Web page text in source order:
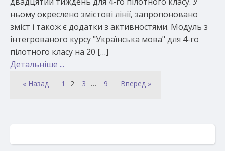
ньому окреслено змістові лінії, запропоновано
зміст і також є додатки з активностями. Модуль з
інтегрованого курсу "Українська мова" для 4-го
пілотного класу на 20 […]
Детальніше ...
« Назад 1 2 3 … 9 Вперед »